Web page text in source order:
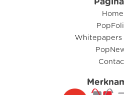
Home
Whitepapers